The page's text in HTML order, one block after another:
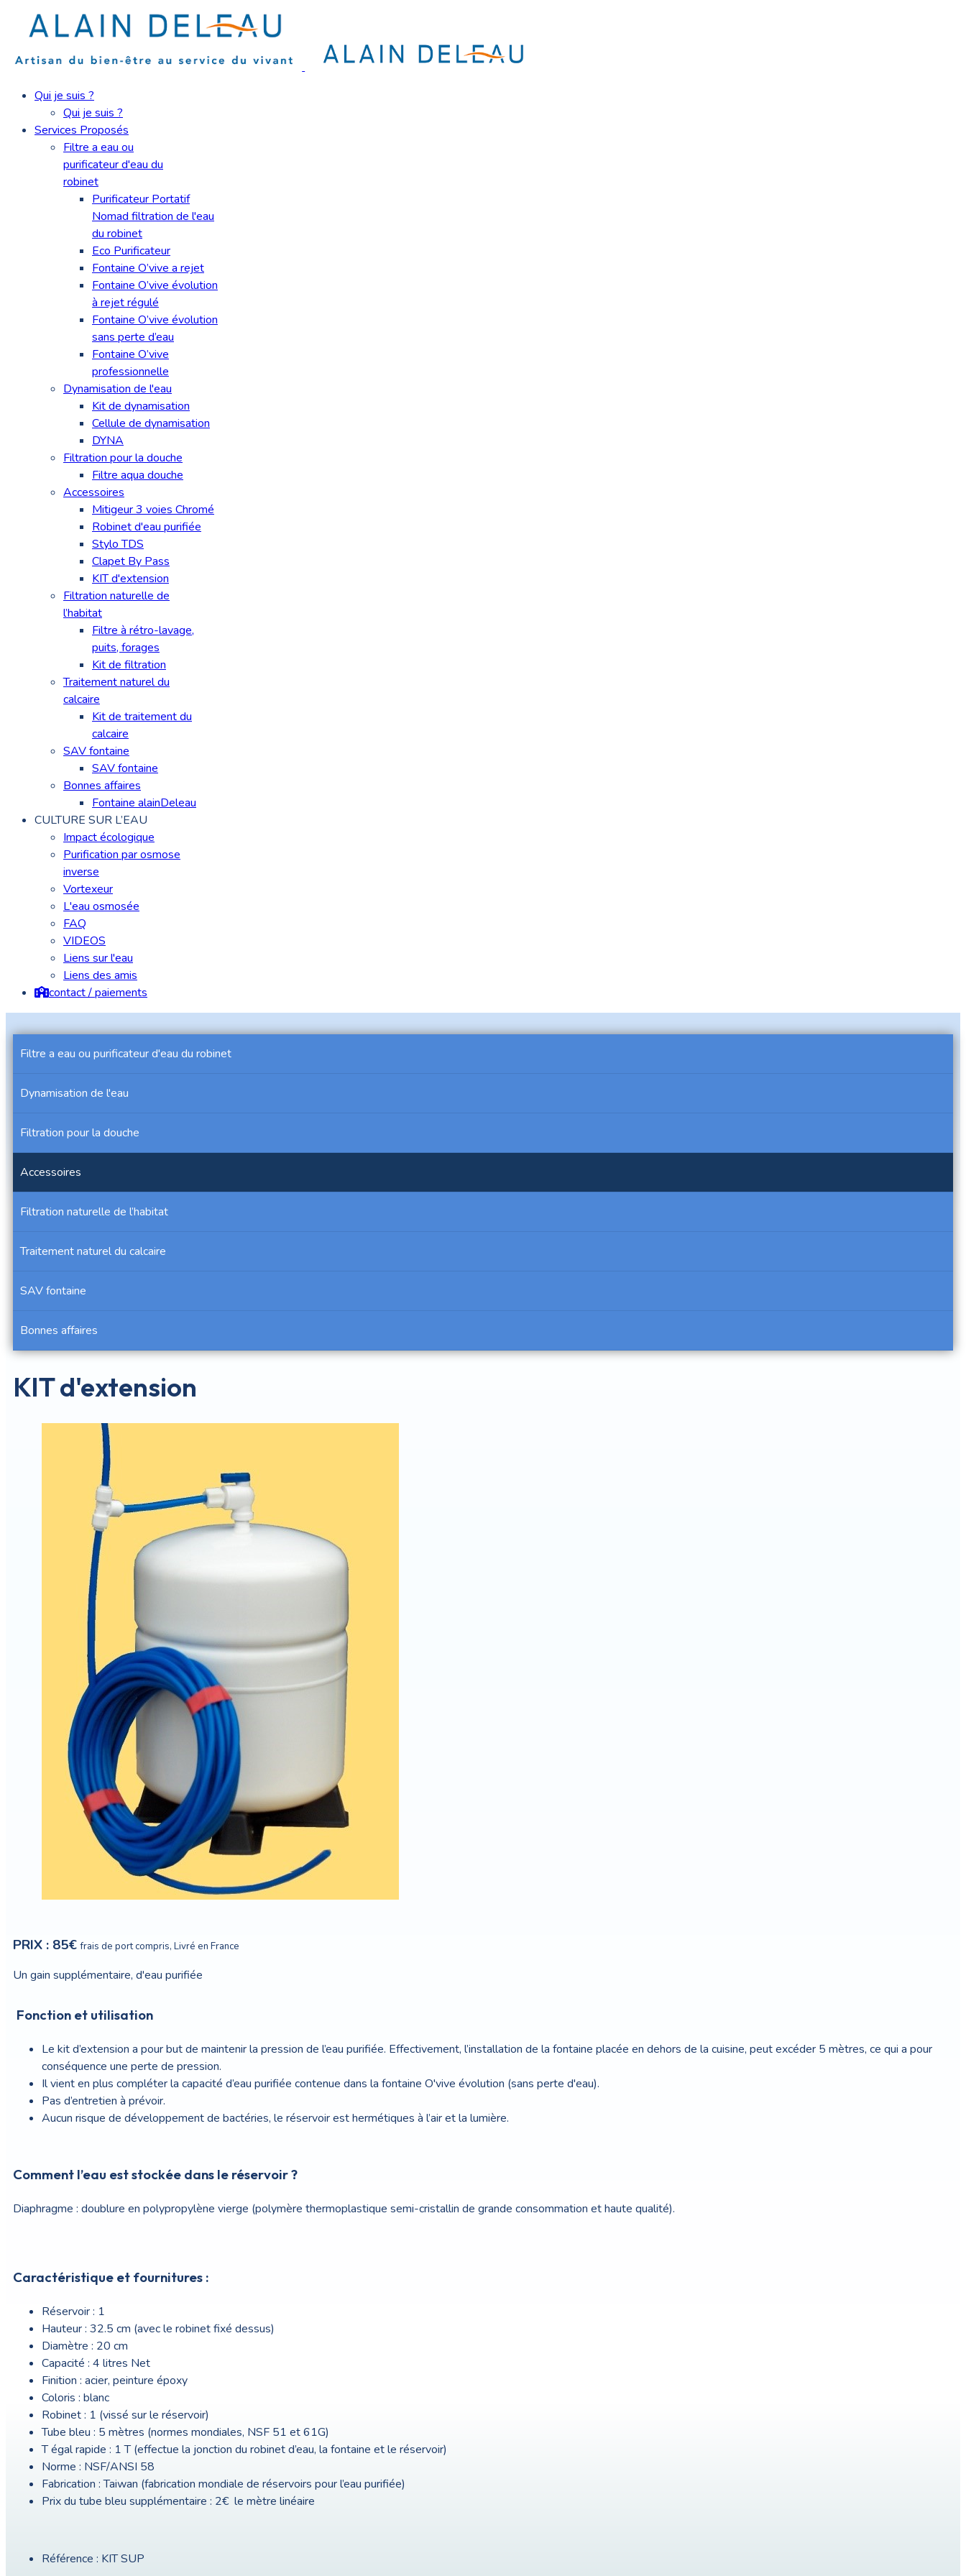
Qui je suis ?
Qui je suis ?
Services Proposés
Filtre a eau ou
purificateur d'eau du
robinet
Purificateur Portatif
Nomad filtration de l'eau
du robinet
Eco Purificateur
Fontaine O’vive a rejet
Fontaine O’vive évolution
à rejet régulé
Fontaine O’vive évolution
sans perte d’eau
Fontaine O’vive
professionnelle
Dynamisation de l'eau
Kit de dynamisation
Cellule de dynamisation
DYNA
Filtration pour la douche
Filtre aqua douche
Accessoires
Mitigeur 3 voies Chromé
Robinet d'eau purifiée
Stylo TDS
Clapet By Pass
KIT d'extension
Filtration naturelle de
l’habitat
Filtre à rétro-lavage,
puits, forages
Kit de filtration
Traitement naturel du
calcaire
Kit de traitement du
calcaire
SAV fontaine
SAV fontaine
Bonnes affaires
Fontaine alainDeleau
CULTURE SUR L’EAU
Impact écologique
Purification par osmose
inverse
Vortexeur
L'eau osmosée
FAQ
VIDEOS
Liens sur l'eau
Liens des amis
contact / paiements
Filtre a eau ou purificateur d'eau du robinet
Dynamisation de l'eau
Filtration pour la douche
Accessoires
Filtration naturelle de l’habitat
Traitement naturel du calcaire
SAV fontaine
Bonnes affaires
KIT d'extension
PRIX : 85€frais de port compris, Livré en France
Un gain supplémentaire, d'eau purifiée
Fonction et utilisation
Le kit d’extension a pour but de maintenir la pression de l’eau purifiée. Effectivement, l’installation de la fontaine placée en dehors de la cuisine, peut excéder 5 mètres, ce qui a pour
conséquence une perte de pression.
Il vient en plus compléter la capacité d’eau purifiée contenue dans la fontaine O'vive évolution (sans perte d'eau).
Pas d’entretien à prévoir.
Aucun risque de développement de bactéries, le réservoir est hermétiques à l’air et la lumière.
Comment l’eau est stockée dans le réservoir ?
Diaphragme : doublure en polypropylène vierge (polymère thermoplastique semi-cristallin de grande consommation et haute qualité).
Caractéristique et fournitures :
Réservoir : 1
Hauteur : 32.5 cm (avec le robinet fixé dessus)
Diamètre : 20 cm
Capacité : 4 litres Net
Finition : acier, peinture époxy
Coloris : blanc
Robinet : 1 (vissé sur le réservoir)
Tube bleu : 5 mètres (normes mondiales, NSF 51 et 61G)
T égal rapide : 1 T (effectue la jonction du robinet d’eau, la fontaine et le réservoir)
Norme : NSF/ANSI 58
Fabrication : Taiwan (fabrication mondiale de réservoirs pour l’eau purifiée)
Prix du tube bleu supplémentaire : 2€ le mètre linéaire
Référence : KIT SUP